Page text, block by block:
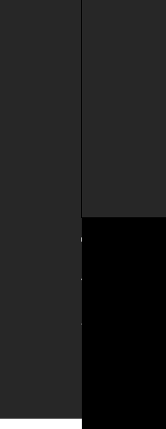
Trịnh
Trịnh Thăng